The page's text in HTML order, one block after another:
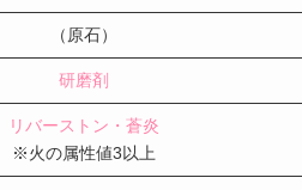
（原石）
研磨剤
リバーストン・蒼炎
※火の属性値3以上